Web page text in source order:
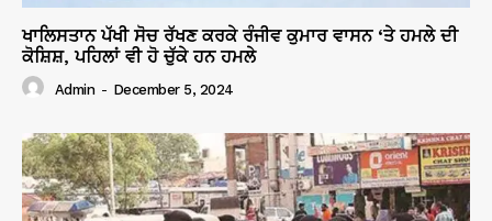
ਖਾਲਿਸਤਾਨ ਪੱਖੀ ਸੋਚ ਰੱਖਣ ਕਰਕੇ ਰੰਜੀਵ ਕੁਮਾਰ ਵਾਸਨ ‘ਤੇ ਹਮਲੇ ਦੀ
ਕੋਸ਼ਿਸ਼, ਪਹਿਲਾਂ ਵੀ ਹੋ ਚੁੱਕੇ ਹਨ ਹਮਲੇ
Admin - December 5, 2024